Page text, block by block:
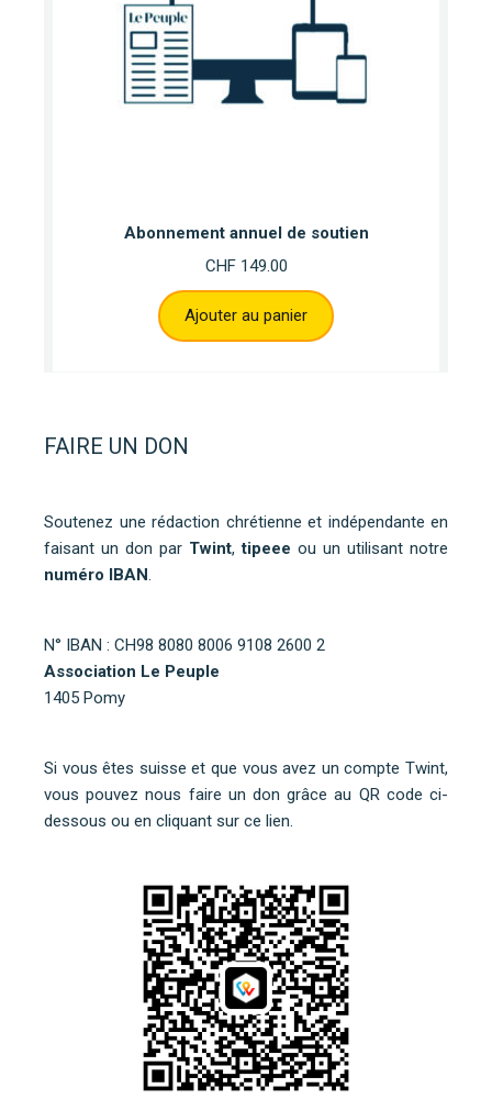
Abonnement annuel de soutien
CHF149.00
Ajouter au panier
FAIRE UN DON
Soutenez une rédaction chrétienne et indépendante en
faisant un don par Twint,tipeee ou un utilisant notre
numéro IBAN.
N° IBAN : CH98 8080 8006 9108 2600 2
Association Le Peuple
1405 Pomy
Si vous êtes suisse et que vous avez un compte Twint,
vous pouvez nous faire un don grâce au QR code ci-
dessous ou en cliquant sur ce lien.